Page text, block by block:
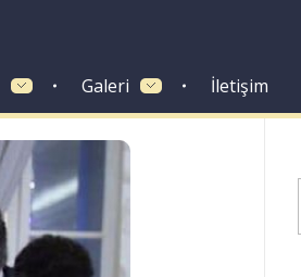
Galeri İletişim